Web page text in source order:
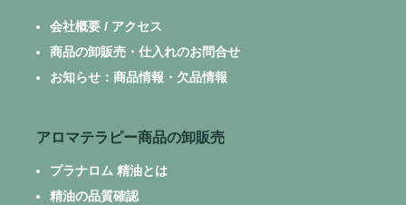
会社概要 / アクセス
商品の卸販売・仕入れのお問合せ
お知らせ：商品情報・欠品情報
アロマテラピー商品の卸販売
プラナロム 精油とは
精油の品質確認